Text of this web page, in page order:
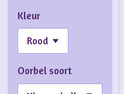
Kleur
Oorbel soort